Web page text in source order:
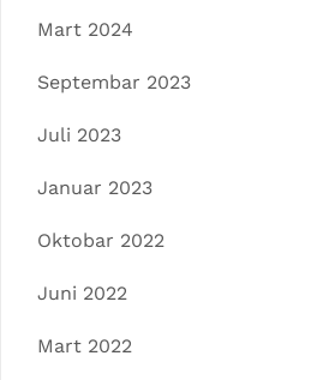
Mart 2024
Septembar 2023
Juli 2023
Januar 2023
Oktobar 2022
Juni 2022
Mart 2022